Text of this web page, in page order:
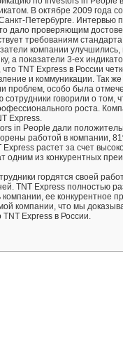
В октябре 2009 года
Петербурге. Интервью
дало проверяющим
требованиям
компании
а показатели 3-ех
TNT Express в России
и коммуникации. Так
проблем, особо была
сотрудники говорили о
роста.
Express.
in People дали
работой в компании,
растет за счет
одним из конкурентных
гордятся своей
TNT Express полностью
компании, ее
компании, что мы
Express в России.